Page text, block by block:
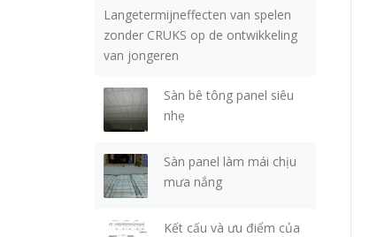
Langetermijneffecten van spelen
zonder CRUKS op de ontwikkeling
van jongeren
Sàn bê tông panel siêu
nhẹ
Sàn panel làm mái chịu
mưa nắng
Kết cấu và ưu điểm của